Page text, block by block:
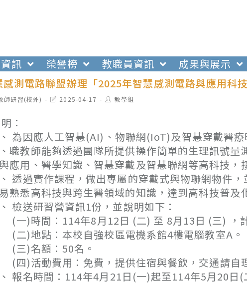
訊 榮譽榜 教職員資訊 成果與展示
測電路聯盟辦理「2025年智慧感測電路與應用科
師研習(校外)
Post2025-04-17
Post教學組
：
為因應人工智慧(AI)、物聯網(IoT)及智慧穿戴醫
職教師能夠透過團隊所提供操作簡單的生理訊號
應用、醫學知識、智慧穿戴及智慧聯網等高科技，
透過實作課程，做出專屬的穿戴式與物聯網物件
熟悉高科技與跨生醫領域的知識，達到高科技普及
檢送研習營資訊1份，並說明如下：
)時間：114年8月12日 (二) 至 8月13日 (三) ，
)地點：本校自強校區電機系館4樓電腦教室A。
)名額：50名。
)活動費用：免費，提供住宿與餐飲，交通請自
報名時間：114年4月21日(一)起至114年5月20日